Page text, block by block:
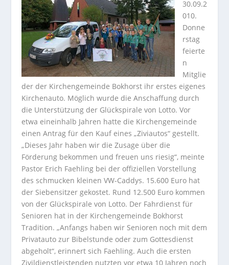
30.09.2
010.
Donne
rstag
feierte
n
Mitglie
der der Kirchengemeinde Bokhorst ihr erstes eigenes
Kirchenauto. Möglich wurde die Anschaffung durch
die Unterstützung der Glückspirale von Lotto. Vor
etwa eineinhalb Jahren hatte die Kirchengemeinde
einen Antrag für den Kauf eines „Ziviautos“ gestellt.
„Dieses Jahr haben wir die Zusage über die
Förderung bekommen und freuen uns riesig“, meinte
Pastor Erich Faehling bei der offiziellen Vorstellung
des schmucken kleinen VW-Caddys. 15.600 Euro hat
der Siebensitzer gekostet. Rund 12.500 Euro kommen
von der Glückspirale von Lotto. Der Fahrdienst für
Senioren hat in der Kirchengemeinde Bokhorst
Tradition. „Anfangs haben wir Senioren noch mit dem
Privatauto zur Bibelstunde oder zum Gottesdienst
abgeholt“, erinnert sich Faehling. Auch die ersten
Zivildienstleistenden nutzten vor etwa 10 Jahren noch